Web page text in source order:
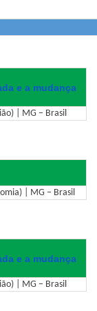
e a mudança
| MG – Brasil
| MG – Brasil
e a mudança
| MG – Brasil